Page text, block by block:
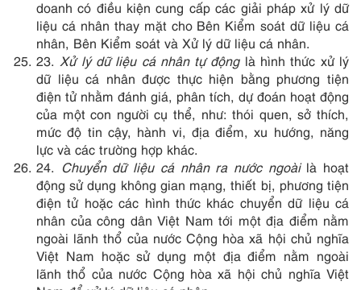
doanh có điều kiện cung cấp các giải pháp xử lý dữ
liệu cá nhân thay mặt cho Bên Kiểm soát dữ liệu cá
nhân, Bên Kiểm soát và Xử lý dữ liệu cá nhân.
23. Xử lý dữ liệu cá nhân tự độnglà hình thức xử lý
dữ liệu cá nhân được thực hiện bằng phương tiện
điện tử nhằm đánh giá, phân tích, dự đoán hoạt động
của một con người cụ thể, như: thói quen, sở thích,
mức độ tin cậy, hành vi, địa điểm, xu hướng, năng
lực và các trường hợp khác.
24. Chuyển dữ liệu cá nhân ra nước ngoàilà hoạt
động sử dụng không gian mạng, thiết bị, phương tiện
điện tử hoặc các hình thức khác chuyển dữ liệu cá
nhân của công dân Việt Nam tới một địa điểm nằm
ngoài lãnh thổ của nước Cộng hòa xã hội chủ nghĩa
Việt Nam hoặc sử dụng một địa điểm nằm ngoài
lãnh thổ của nước Cộng hòa xã hội chủ nghĩa Việt